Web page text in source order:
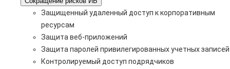
Защищенный удаленный доступ к корпоративным
ресурсам
Защита веб-приложений
Защита паролей привилегированных учетных записей
Контролируемый доступ подрядчиков